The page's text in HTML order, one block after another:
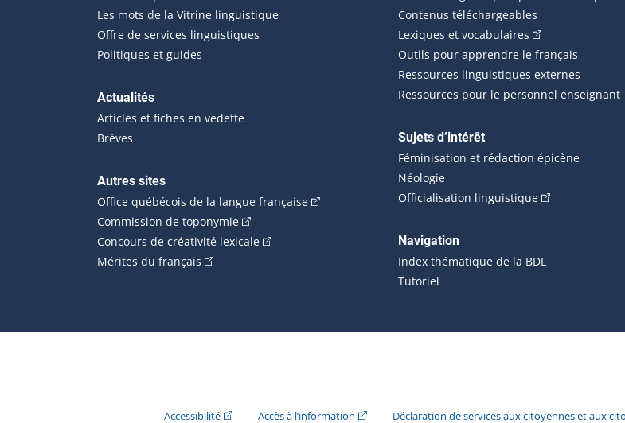
Les mots de la Vitrine linguistique
Offre de services linguistiques
Politiques et guides
Actualités
Articles et fiches en vedette
Brèves
Autres sites
Office québécois de la langue française(Cet hyperlien externe s'ouvrira dans une nouvelle fenêtre.)
Commission de toponymie(Cet hyperlien externe s'ouvrira dans une nouvelle fenêtre.)
Concours de créativité lexicale(Cet hyperlien externe s'ouvrira dans une nouvelle fenêtre.)
Mérites du français (Cet hyperlien externe s'ouvrira dans une nouvelle fenêtre.)
Contenus téléchargeables
Lexiques et vocabulaires (Cet hyperlien
Outils pour apprendre le français
Ressources linguistiques externes
Ressources pour le personnel enseignant
Sujets d’intérêt
Féminisation et rédaction épicène
Néologie
Officialisation linguistique(Cet hyperlien
Navigation
Index thématique de la BDL
Tutoriel
Accessibilité(Cet hyperlien externe s'ouvrira dans une nouvelle fenêtre.)
Accès à l’information (Cet hyperlien externe s'ouvrira dans une nouvelle
Déclaration de services aux citoyennes et aux